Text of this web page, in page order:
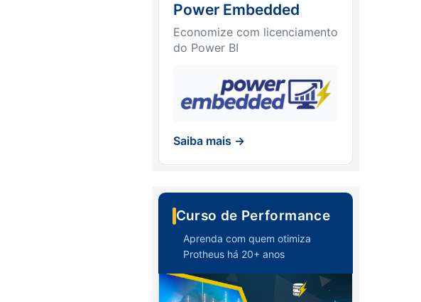
Power Embedded
Economize com licenciamento
do Power BI
Saiba mais →
Curso de Performance
Aprenda com quem otimiza
Protheus há 20+ anos